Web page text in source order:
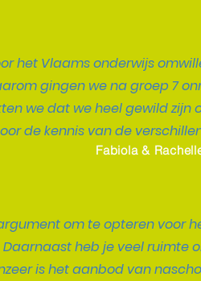
het Vlaams onderwijs
gingen we na groep 7
we dat we heel gewild
de kennis van de
Fabiola &
om te opteren voor
heb je veel ruimte
is het aanbod van